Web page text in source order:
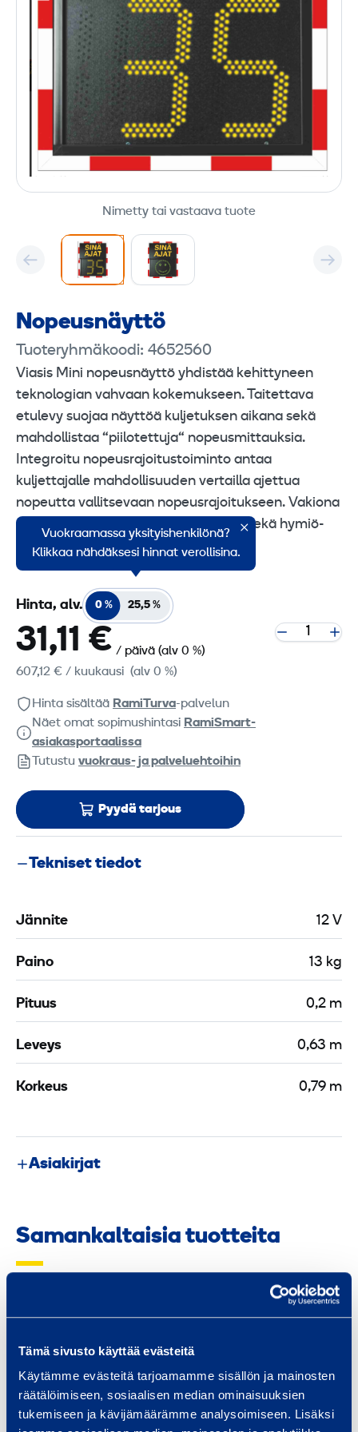
Tämä sivusto käyttää evästeitä
Käytämme evästeitä tarjoamamme sisällön ja mainosten
räätälöimiseen, sosiaalisen median ominaisuuksien
tukemiseen ja kävijämäärämme analysoimiseen. Lisäksi
Nimetty tai vastaava tuote
Nopeus­näyttö
Tuoteryhmäkoodi: 4652560
Viasis Mini nopeusnäyttö yhdistää kehittyneen
teknologian vahvaan kokemukseen. Taitettava
etulevy suojaa näyttöä kuljetuksen aikana sekä
mahdollistaa “piilotettuja“ nopeusmittauksia.
Integroitu nopeusrajoitustoiminto antaa
kuljettajalle mahdollisuuden vertailla ajettua
nopeutta vallitsevaan nopeusrajoitukseen. Vakiona
datatallennus, moniväri LED-näyttö sekä hymiö-
toiminnot.
Vuokraamassa yksityishenkilönä?
Klikkaa nähdäksesi hinnat verollisina.
Hinta, alv. 0 % 25,5 %
31,11 € / päivä (alv 0 %)
607,12 € / kuukausi (alv 0 %)
Hinta sisältää RamiTurva-palvelun
Näet omat sopimushintasi RamiSmart-
asiakasportaalissa
Tutustu vuokraus- ja palveluehtoihin
Pyydä tarjous
Tekniset tiedot
Jännite 12 V
Paino 13 kg
Pituus 0,2 m
Leveys 0,63 m
Korkeus 0,79 m
Asiakirjat
Samankaltaisia tuotteita
i
k
e
n